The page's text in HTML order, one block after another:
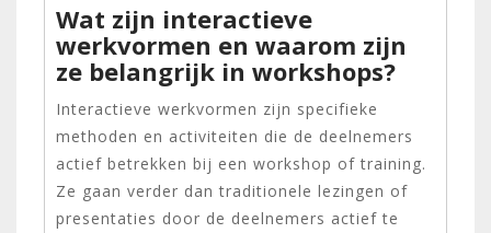
Wat zijn interactieve
werkvormen en waarom zijn
ze belangrijk in workshops?
Interactieve werkvormen zijn specifieke
methoden en activiteiten die de deelnemers
actief betrekken bij een workshop of training.
Ze gaan verder dan traditionele lezingen of
presentaties door de deelnemers actief te